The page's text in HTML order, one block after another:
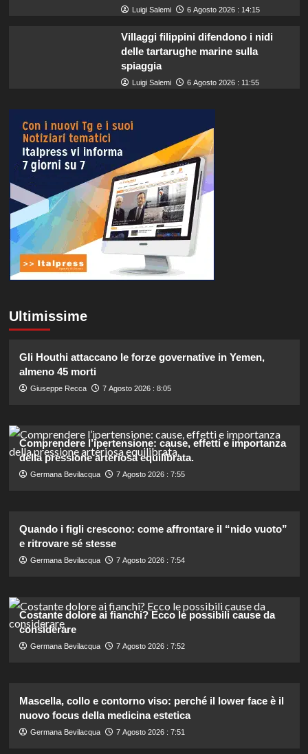
Luigi Salemi 6 Agosto 2026 : 14:15
Villaggi filippini difendono i nidi
delle tartarughe marine sulla
spiaggia
Luigi Salemi 6 Agosto 2026 : 11:55
Ultimissime
Gli Houthi attaccano le forze governative in Yemen,
almeno 45 morti
Giuseppe Recca 7 Agosto 2026 : 8:05
Comprendere l’ipertensione: cause, effetti e importanza
della pressione arteriosa equilibrata.
Germana Bevilacqua 7 Agosto 2026 : 7:55
Quando i figli crescono: come affrontare il “nido vuoto”
e ritrovare sé stesse
Germana Bevilacqua 7 Agosto 2026 : 7:54
Costante dolore ai fianchi? Ecco le possibili cause da
considerare
Germana Bevilacqua 7 Agosto 2026 : 7:52
Mascella, collo e contorno viso: perché il lower face è il
nuovo focus della medicina estetica
Germana Bevilacqua 7 Agosto 2026 : 7:51